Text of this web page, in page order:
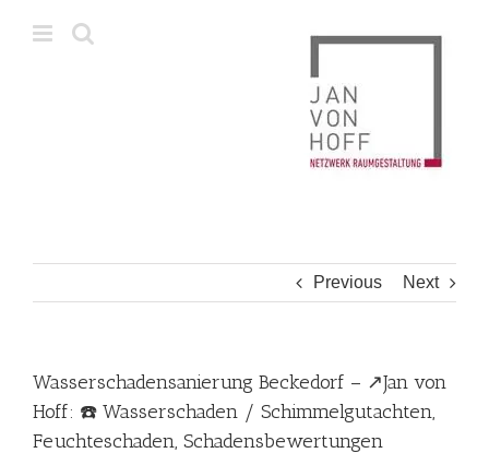
Previous Next
Wasserschadensanierung Beckedorf – ↗️Jan von
Hoff: ☎️ Wasserschaden / Schimmelgutachten,
Feuchteschaden, Schadensbewertungen